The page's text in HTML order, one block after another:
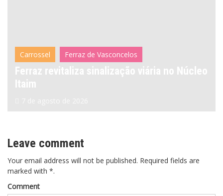
Carrossel Ferraz de Vasconcelos
Ferraz revitaliza sinalização viária no Núcleo
Itaim
Leave comment
Your email address will not be published. Required fields are
marked with *.
Comment